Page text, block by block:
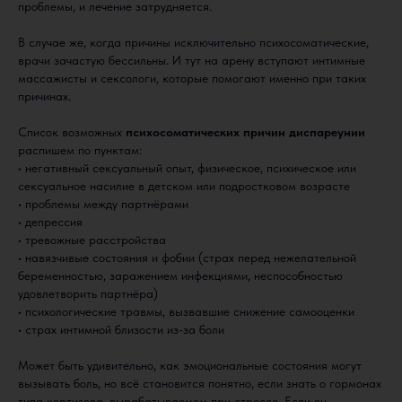
проблемы, и лечение затрудняется.
В случае же, когда причины исключительно психосоматические,
врачи зачастую бессильны. И тут на арену вступают интимные
массажисты и сексологи, которые помогают именно при таких
причинах.
Список возможных психосоматических причин диспареунии
распишем по пунктам:
• негативный сексуальный опыт, физическое, психическое или
сексуальное насилие в детском или подростковом возрасте
• проблемы между партнёрами
• депрессия
• тревожные расстройства
• навязчивые состояния и фобии (страх перед нежелательной
беременностью, заражением инфекциями, неспособностью
удовлетворить партнёра)
• психологические травмы, вызвавшие снижение самооценки
• страх интимной близости из-за боли
Может быть удивительно, как эмоциональные состояния могут
вызывать боль, но всё становится понятно, если знать о гормонах